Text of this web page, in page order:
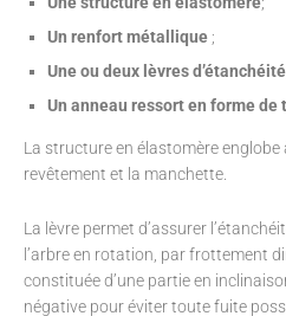
Un renfort métallique ;
Une ou deux lèvres d’étanchéité
Un anneau ressort en forme de
La structure en élastomère englobe
revêtement et la manchette.
La lèvre permet d’assurer
l’arbre en rotation, par frottement
constituée d’une partie en
négative pour éviter toute fuite